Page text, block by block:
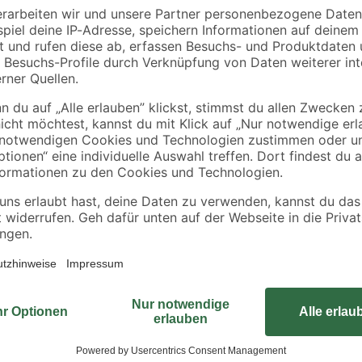
0,60 € / Liter
Das Kunststoffregal von toom
durch einen werkzeugfreien
Die vier Böden sind jeweils mit
wasserbeständige Oberfläche,